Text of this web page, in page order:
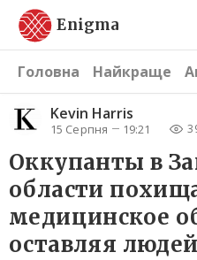
Enigma
Головна Найкраще
Kevin Harris
15 Серпня 19:21
Оккупанты в
области
медицинское
оставляя